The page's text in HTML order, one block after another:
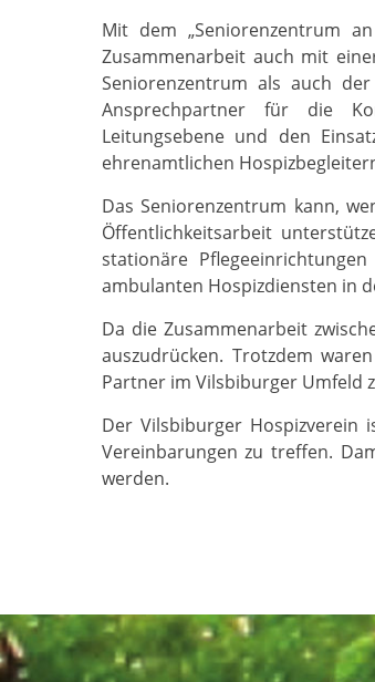
Mit dem „Seniorenzentrum
Zusammenarbeit auch mit
Seniorenzentrum als auch
Ansprechpartner für die
Leitungsebene und den
ehrenamtlichen
Das Seniorenzentrum kann,
Öffentlichkeitsarbeit
stationäre
ambulanten Hospizdiensten in
Da die Zusammenarbeit
auszudrücken. Trotzdem
Partner im Vilsbiburger Umfeld
Der Vilsbiburger
Vereinbarungen zu treffen.
werden.